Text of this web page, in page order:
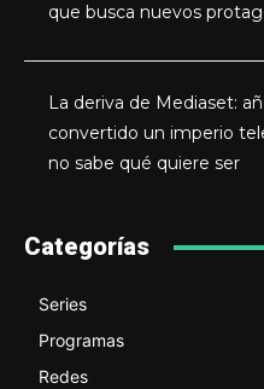
que busca nuevos
La deriva de Mediaset:
convertido un imperio
no sabe qué quiere ser
Categorías
Series
Programas
Redes